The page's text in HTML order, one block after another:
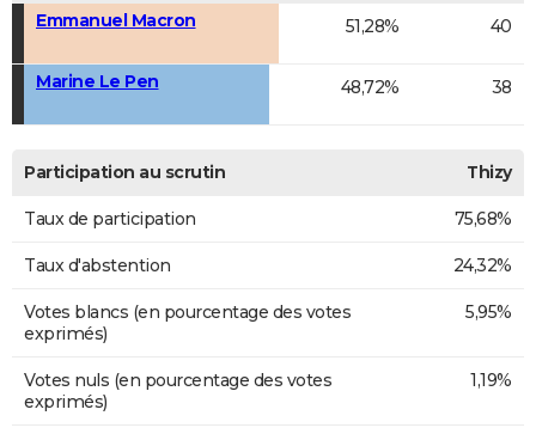
Emmanuel Macron
51,28% 40
Marine Le Pen 48,72% 38
Participation au scrutin Thizy
Taux de participation 75,68%
Taux d'abstention 24,32%
Votes blancs (en pourcentage des votes
exprimés)
5,95%
Votes nuls (en pourcentage des votes
exprimés)
1,19%